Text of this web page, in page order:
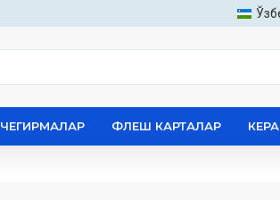
ЧЕГИРМАЛАР ФЛЕШ КАРТАЛАР